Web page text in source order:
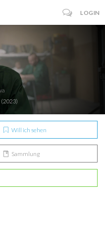
LOGIN
(2023)
Will ich sehen
Sammlung